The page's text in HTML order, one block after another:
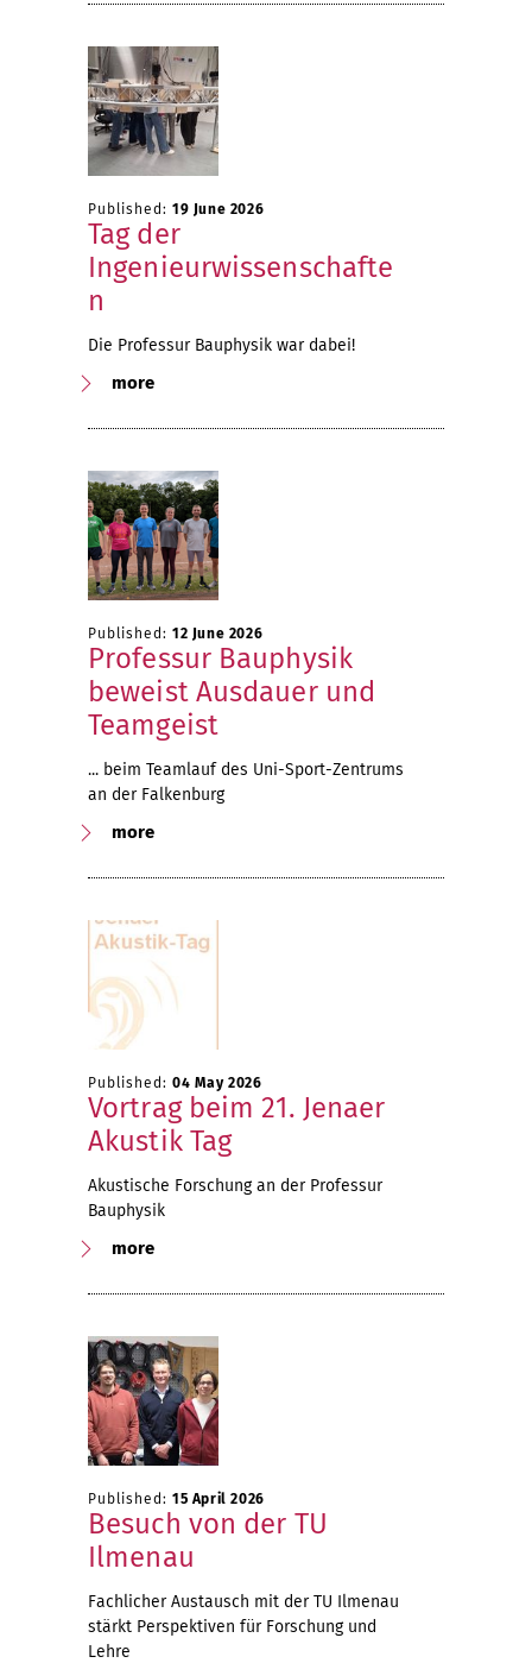
Published: 19 June 2026
Tag der
Ingenieurwissenschafte
n
Die Professur Bauphysik war dabei!
more
Published: 12 June 2026
Professur Bauphysik
beweist Ausdauer und
Teamgeist
... beim Teamlauf des Uni-Sport-Zentrums
an der Falkenburg
more
Published: 04 May 2026
Vortrag beim 21. Jenaer
Akustik Tag
Akustische Forschung an der Professur
Bauphysik
more
Published: 15 April 2026
Besuch von der TU
Ilmenau
Fachlicher Austausch mit der TU Ilmenau
stärkt Perspektiven für Forschung und
Lehre